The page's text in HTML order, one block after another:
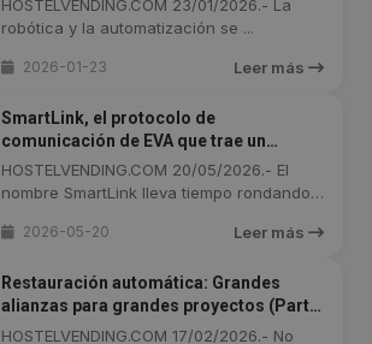
HOSTELVENDING.COM 23/01/2026.- La
robótica y la automatización se ...
2026-01-23 Leer más
SmartLink, el protocolo de
comunicación de EVA que trae un
lenguaje común a la distribución
automatizada
HOSTELVENDING.COM 20/05/2026.- El
nombre SmartLink lleva tiempo rondando
2026-05-20 Leer más
Restauración automática: Grandes
alianzas para grandes proyectos (Parte
1)
HOSTELVENDING.COM 17/02/2026.- No